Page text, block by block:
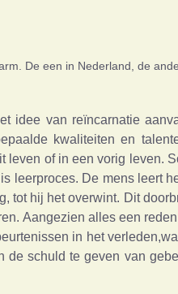
De een in Nederland, de
idee van reïncarnatie
kwaliteiten en
leven of in een vorig leven.
leerproces. De mens leert
tot hij het overwint. Dit
Aangezien alles een
in het
de schuld te geven van